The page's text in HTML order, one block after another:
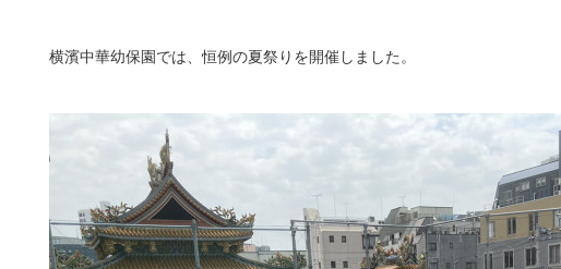
横濱中華幼保園では、恒例の夏祭りを開催しました。